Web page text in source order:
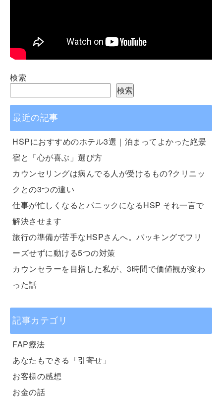
検索
検索
最近の記事
HSPにおすすめのホテル3選｜泊まってよかった絶景
宿と「心が喜ぶ」選び方
カウンセリングは病んでる人が受けるもの?クリニッ
クとの3つの違い
仕事が忙しくなるとパニックになるHSP それ一言で
解決させます
旅行の準備が苦手なHSPさんへ。パッキングでフリ
ーズせずに動ける5つの対策
カウンセラーを目指した私が、3時間で価値観が変わ
った話
記事カテゴリ
FAP療法
あなたもできる「引寄せ」
お客様の感想
お金の話